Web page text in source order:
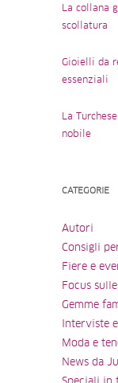
La collana
scollatura
Gioielli da
essenziali
La
nobile
CATEGORIE
Autori
Consigli
Fiere e
Focus
Gemme
Interviste
Moda e
News da